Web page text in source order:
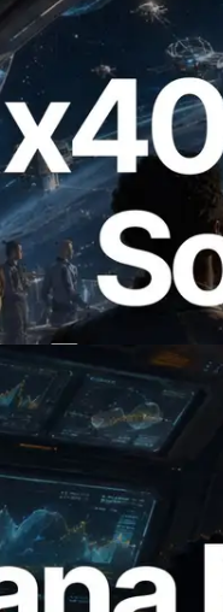
hỗ trợ x402 —
tiền theo nhu